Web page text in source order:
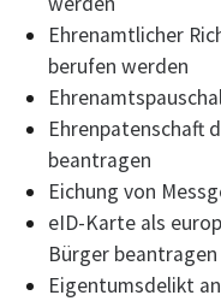
Ehrenamtlicher
berufen werden
Ehrenpatenschaft
beantragen
Eichung von
eID-Karte als
Bürger beantragen
Eigentumsdelikt